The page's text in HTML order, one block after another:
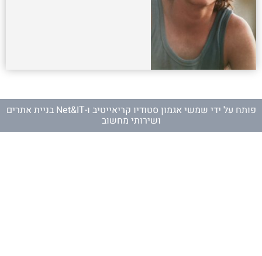
פותח על ידי שמשי אגמון סטודיו קריאייטיב ו- Net&IT בניית אתרים
ושירותי מחשוב